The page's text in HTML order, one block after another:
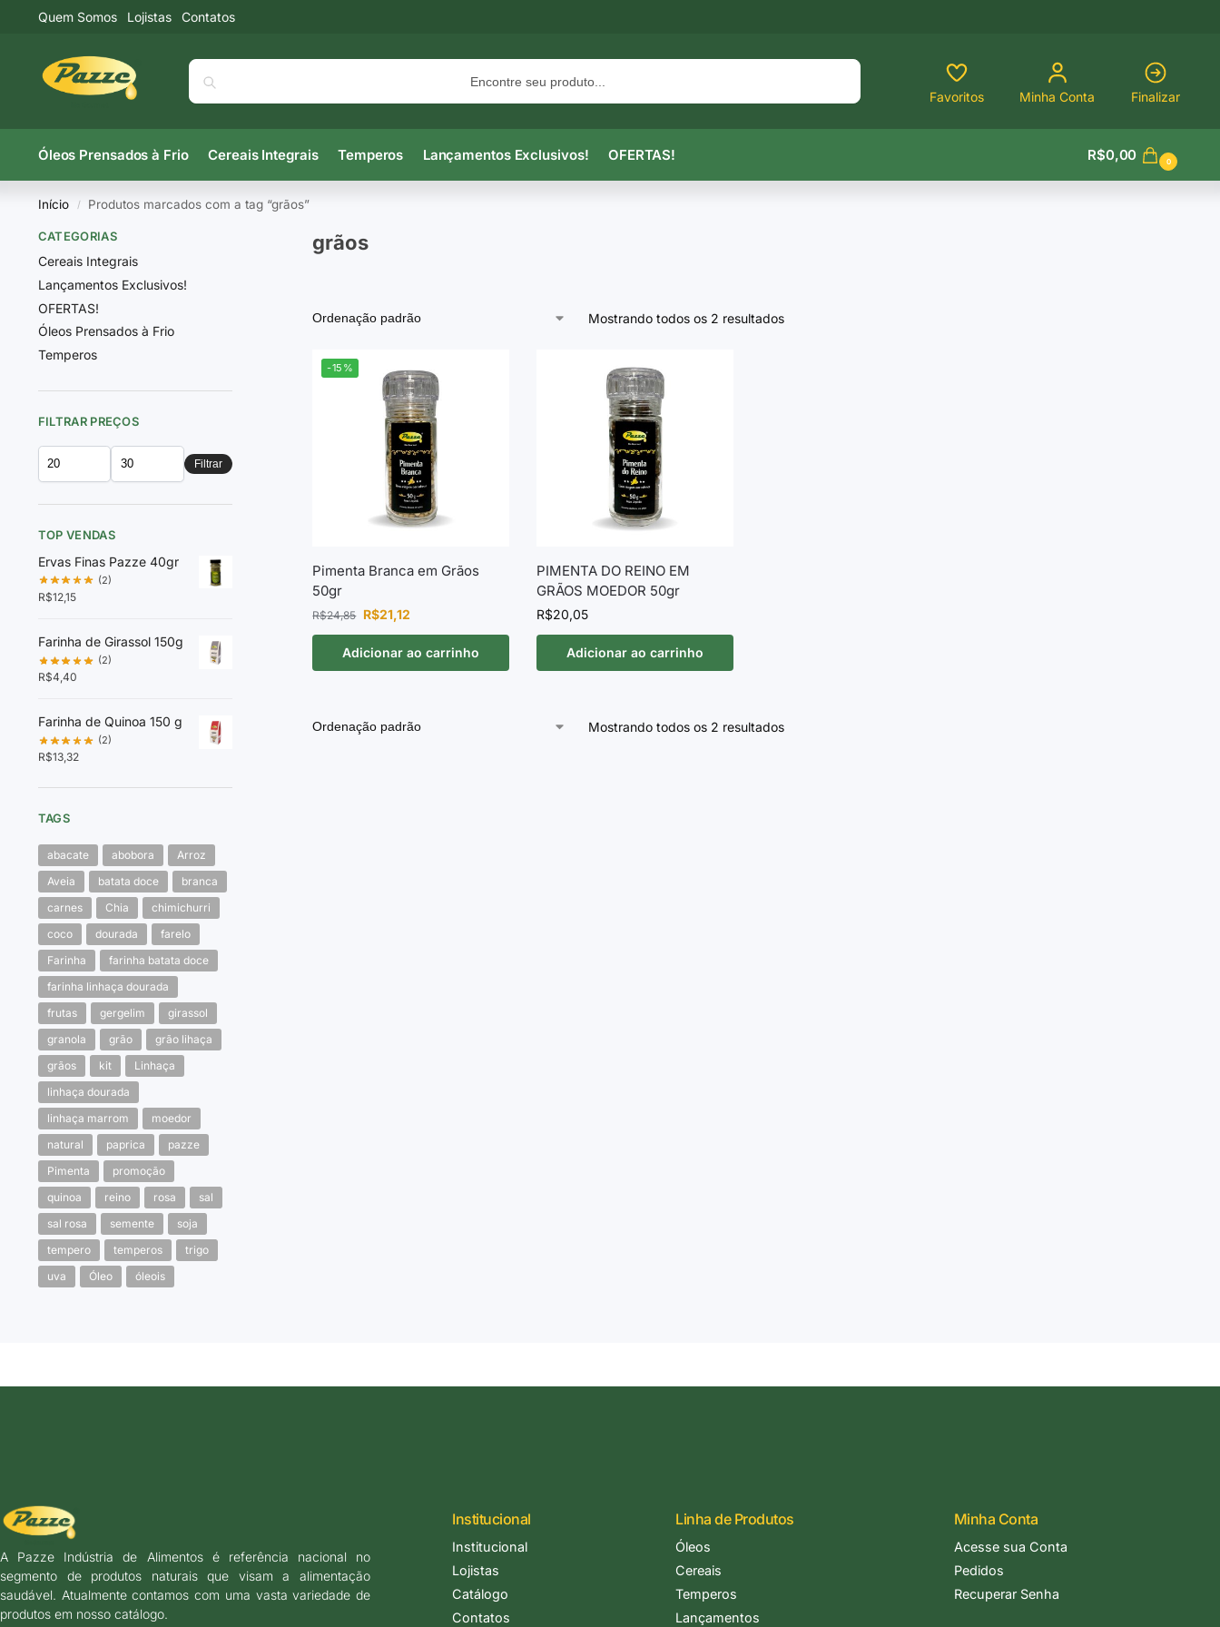
Quem Somos Lojistas Contatos
Pesquisar
Favoritos Minha Conta Finalizar
Óleos Prensados à Frio Cereais Integrais Temperos Lançamentos Exclusivos! OFERTAS! R$0,00 0
Início / Produtos marcados com a tag “grãos”
grãos
Mostrando todos os 2 resultados
-15%
Pimenta Branca em Grãos
50gr
R$24,85 R$21,12
Adicionar ao carrinho
PIMENTA DO REINO EM
GRÃOS MOEDOR 50gr
R$20,05
Adicionar ao carrinho
Mostrando todos os 2 resultados
CATEGORIAS
Cereais Integrais
Lançamentos Exclusivos!
OFERTAS!
Óleos Prensados à Frio
Temperos
FILTRAR PREÇOS
Filtrar
TOP VENDAS
Ervas Finas Pazze 40gr
(2)
R$12,15
Farinha de Girassol 150g
(2)
R$4,40
Farinha de Quinoa 150 g
(2)
R$13,32
TAGS
abacate abobora
Arroz
Aveia
batata doce
branca
carnes
Chia
chimichurri
coco
dourada
farelo
Farinha
farinha batata doce
farinha linhaça dourada
frutas
gergelim
girassol
granola
grão
grão lihaça
grãos
kit
Linhaça
linhaça dourada
linhaça marrom
moedor
natural
paprica
pazze
Pimenta
promoção
quinoa
reino rosa
sal
sal rosa
semente
soja
tempero
temperos
trigo
uva
Óleo óleois
A Pazze Indústria de Alimentos é referência nacional no
segmento de produtos naturais que visam a alimentação
saudável. Atualmente contamos com uma vasta variedade de
produtos em nosso catálogo.
Institucional
Institucional
Lojistas
Catálogo
Contatos
Linha de Produtos
Óleos
Cereais
Temperos
Lançamentos
Minha Conta
Acesse sua Conta
Pedidos
Recuperar Senha